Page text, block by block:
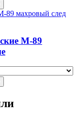
М-89